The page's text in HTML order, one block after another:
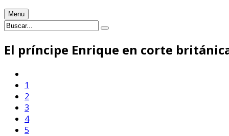
Menu
El príncipe Enrique en corte
1
2
3
4
5